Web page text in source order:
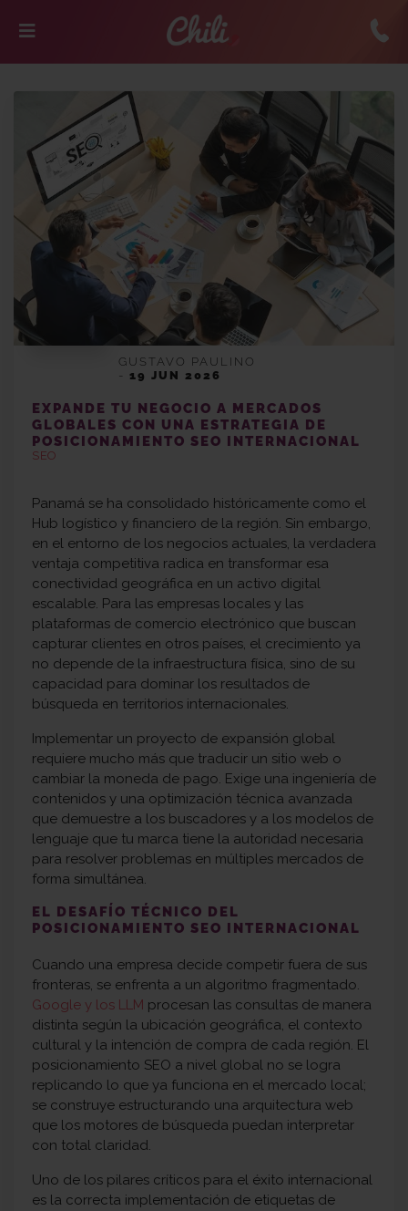
GUSTAVO PAULINO
- 19 JUN 2026
EXPANDE TU NEGOCIO A MERCADOS
GLOBALES CON UNA ESTRATEGIA DE
POSICIONAMIENTO SEO INTERNACIONAL
SEO
Panamá se ha consolidado históricamente como el
Hub logístico y financiero de la región. Sin embargo,
en el entorno de los negocios actuales, la verdadera
ventaja competitiva radica en transformar esa
conectividad geográfica en un activo digital
escalable. Para las empresas locales y las
plataformas de comercio electrónico que buscan
capturar clientes en otros países, el crecimiento ya
no depende de la infraestructura física, sino de su
capacidad para dominar los resultados de
búsqueda en territorios internacionales.
Implementar un proyecto de expansión global
requiere mucho más que traducir un sitio web o
cambiar la moneda de pago. Exige una ingeniería de
contenidos y una optimización técnica avanzada
que demuestre a los buscadores y a los modelos de
lenguaje que tu marca tiene la autoridad necesaria
para resolver problemas en múltiples mercados de
forma simultánea.
EL DESAFÍO TÉCNICO DEL
POSICIONAMIENTO SEO INTERNACIONAL
Cuando una empresa decide competir fuera de sus
fronteras, se enfrenta a un algoritmo fragmentado.
Google y los LLM procesan las consultas de manera
distinta según la ubicación geográfica, el contexto
cultural y la intención de compra de cada región. El
posicionamiento SEO a nivel global no se logra
replicando lo que ya funciona en el mercado local;
se construye estructurando una arquitectura web
que los motores de búsqueda puedan interpretar
con total claridad.
Uno de los pilares críticos para el éxito internacional
es la correcta implementación de etiquetas de